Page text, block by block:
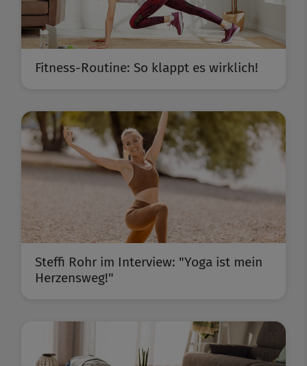
Fitness-Routine: So klappt es wirklich!
Steffi Rohr im Interview: "Yoga ist mein
Herzensweg!"